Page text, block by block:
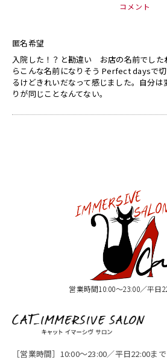
コメント
匿名希望
入院した！？と勘違い お店の名前でし
らこんな名前になりそう Perfect daysで
るけどきれいだなって感じました。自分は
りが同じことなんてない。
営業時間10:00〜23:00／平日
［営業時間］10:00〜23:00／平日22:00ま